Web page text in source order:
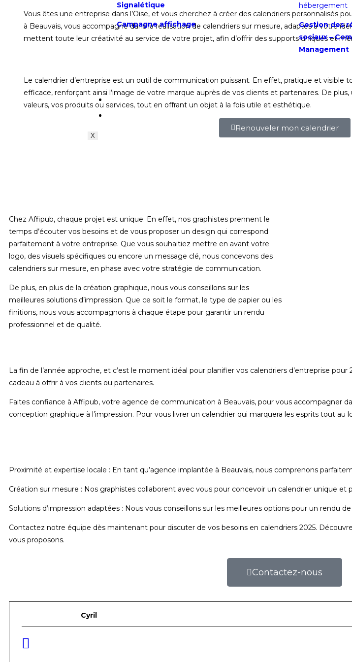
Signalétique
Campagne affichage
hébergement
Gestion des
sociaux –
Management
Actualités
X
Vous êtes une entreprise dans l’Oise, et vous cherchez à créer des calendriers personnalisés
à Beauvais, vous accompagne dans la réalisation de calendriers sur mesure, adaptés à votre
mettent toute leur créativité au service de votre projet, afin d’offrir des supports uniques et
Le calendrier d’entreprise est un outil de communication puissant. En effet, pratique et visible
efficace, renforçant ainsi l’image de votre marque auprès de vos clients et partenaires. De
valeurs, vos produits ou services, tout en offrant un objet à la fois utile et esthétique.
Renouveler mon calendrier
Chez Affipub, chaque projet est unique. En effet, nos graphistes prennent le
temps d’écouter vos besoins et de vous proposer un design qui correspond
parfaitement à votre entreprise. Que vous souhaitiez mettre en avant votre
logo, des visuels spécifiques ou encore un message clé, nous concevons des
calendriers sur mesure, en phase avec votre stratégie de communication.
De plus, en plus de la création graphique, nous vous conseillons sur les
meilleures solutions d’impression. Que ce soit le format, le type de papier ou les
finitions, nous vous accompagnons à chaque étape pour garantir un rendu
professionnel et de qualité.
La fin de l’année approche, et c’est le moment idéal pour planifier vos calendriers d’entreprise
cadeau à offrir à vos clients ou partenaires.
Faites confiance à Affipub, votre agence de communication à Beauvais, pour vous accompagner
conception graphique à l’impression. Pour vous livrer un calendrier qui marquera les esprits tout au
Proximité et expertise locale : En tant qu’agence implantée à Beauvais, nous comprenons
Création sur mesure : Nos graphistes collaborent avec vous pour concevoir un calendrier unique et
Solutions d’impression adaptées : Nous vous conseillons sur les meilleures options pour un rendu
Contactez notre équipe dès maintenant pour discuter de vos besoins en calendriers 2025.
vous proposons.
Contactez-nous
Cyril